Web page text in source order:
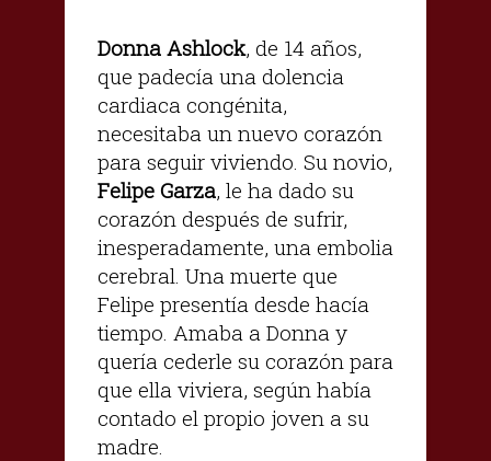
Donna Ashlock, de 14 años,
que padecía una dolencia
cardiaca congénita,
necesitaba un nuevo corazón
para seguir viviendo. Su novio,
Felipe Garza, le ha dado su
corazón después de sufrir,
inesperadamente, una embolia
cerebral. Una muerte que
Felipe presentía desde hacía
tiempo. Amaba a Donna y
quería cederle su corazón para
que ella viviera, según había
contado el propio joven a su
madre.